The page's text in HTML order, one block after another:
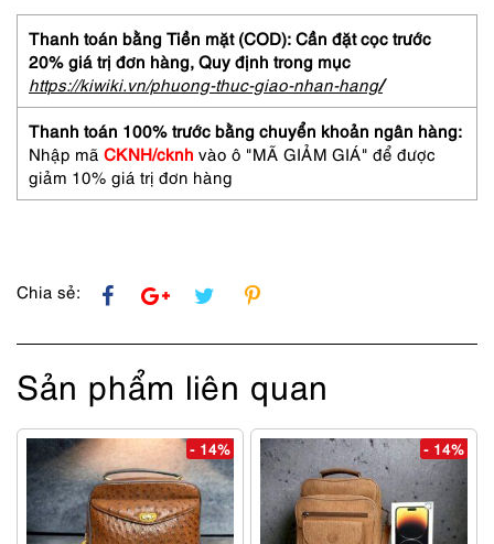
nữ/nam-
ADIDAS
backpack-
Gần
như
mới
số
lượng
Thanh toán bằng Tiền mặt (COD): Cần đặt cọc trước
20% giá trị đơn hàng, Quy định trong mục
https://kiwiki.vn/phuong-thuc-giao-nhan-hang/
Thanh toán 100% trước bằng chuyển khoản ngân hàng:
Nhập mã CKNH/cknh vào ô "MÃ GIẢM GIÁ" để được
giảm 10% giá trị đơn hàng
Chia sẻ:
Sản phẩm liên quan
- 14% - 14%